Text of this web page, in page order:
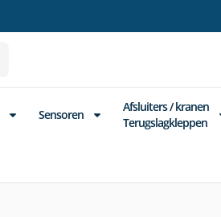
Sensoren
Afsluiters / kranen
Terugslagkleppen